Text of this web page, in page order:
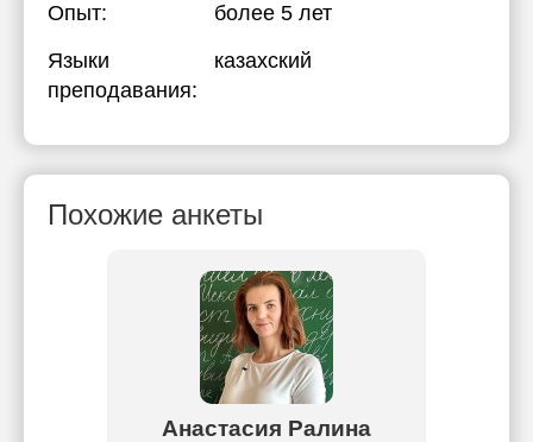
Опыт:
более 5 лет
Языки
преподавания:
казахский
Похожие анкеты
Анастасия Ралина